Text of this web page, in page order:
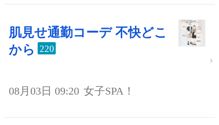
肌見せ通勤コーデ 不快どこ
から
220
08月03日 09:20 女子SPA！